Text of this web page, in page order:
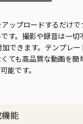
ップロードするだけで
す。撮影や録音は一切
できます。テンプレ
ても高品質な動画を簡
能です。
能